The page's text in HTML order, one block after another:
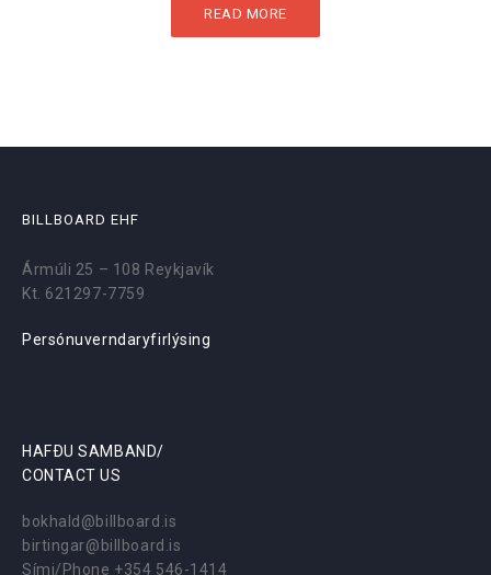
READ MORE
BILLBOARD EHF
Ármúli 25 – 108 Reykjavík
Kt. 621297-7759
Persónuverndaryfirlýsing
HAFÐU SAMBAND/
CONTACT US
bokhald@billboard.is
birtingar@billboard.is
Sími/Phone +354 546-1414